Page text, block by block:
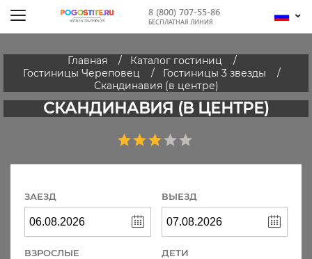
8 (800) 707-55-86
БЕСПЛАТНАЯ ЛИНИЯ
Главная
Каталог гостиниц
Гостиницы Череповец
Гостиницы 3 звезды
Скандинавия (в центре)
СКАНДИНАВИЯ (В ЦЕНТРЕ)
ЗАЕЗД ВЫЕЗД
ВЗРОСЛЫЕ ДЕТИ